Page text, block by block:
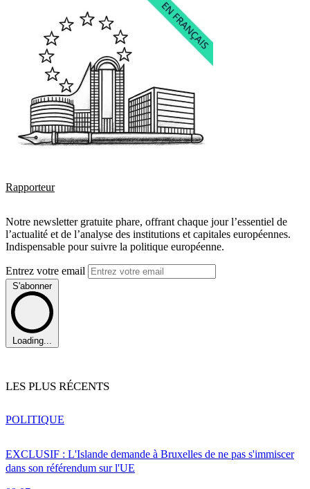
Rapporteur
Notre newsletter gratuite phare, offrant chaque jour l’essentiel de
l’actualité et de l’analyse des institutions et capitales européennes.
Indispensable pour suivre la politique européenne.
Entrez votre email
S'abonner
Loading...
LES PLUS RÉCENTS
EXCLUSIF : L'Islande demande à Bruxelles de ne pas s'immiscer
dans son référendum sur l'UE
POLITIQUE